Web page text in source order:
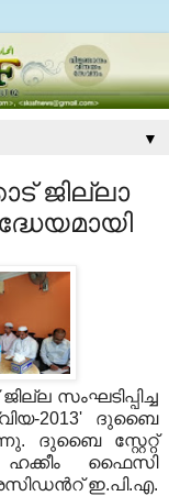
▼
ജില്ലാ
സംഘടിപ്പിച്ച
-2013' ദുബൈ
. ദുബൈ സ്റ്റേറ്റ്
ഫൈസി
ഇ.പി.എ.